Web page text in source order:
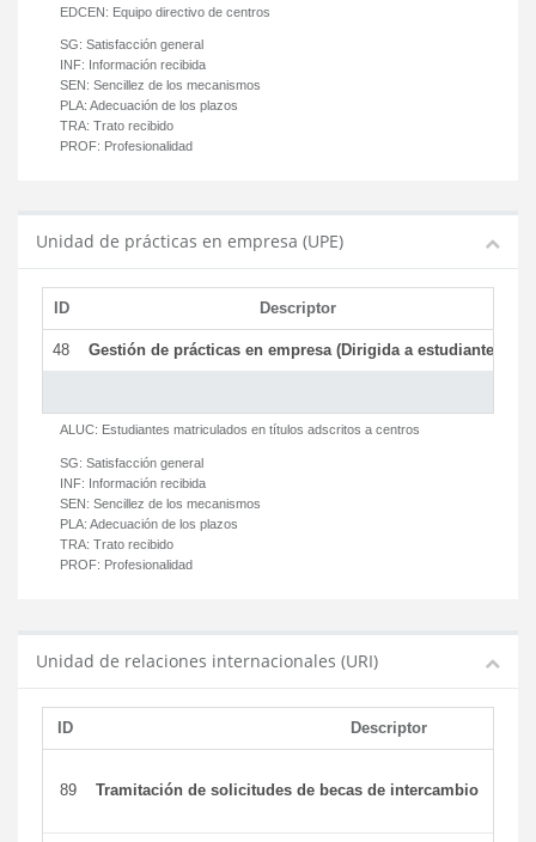
EDCEN: Equipo directivo de centros
SG: Satisfacción general
INF: Información recibida
SEN: Sencillez de los mecanismos
PLA: Adecuación de los plazos
TRA: Trato recibido
PROF: Profesionalidad
Unidad de prácticas en empresa (UPE)
ID Descriptor
48 Gestión de prácticas en empresa (Dirigida a estudiantes)
ALUC: Estudiantes matriculados en títulos adscritos a centros
SG: Satisfacción general
INF: Información recibida
SEN: Sencillez de los mecanismos
PLA: Adecuación de los plazos
TRA: Trato recibido
PROF: Profesionalidad
Unidad de relaciones internacionales (URI)
ID Descriptor
89 Tramitación de solicitudes de becas de intercambio